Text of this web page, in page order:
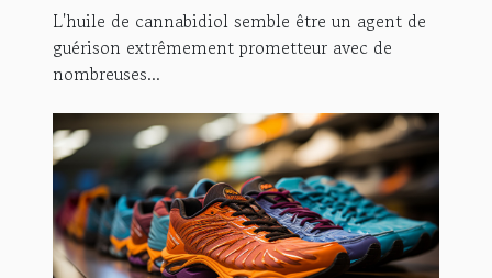
L'huile de cannabidiol semble être un agent de
guérison extrêmement prometteur avec de
nombreuses...